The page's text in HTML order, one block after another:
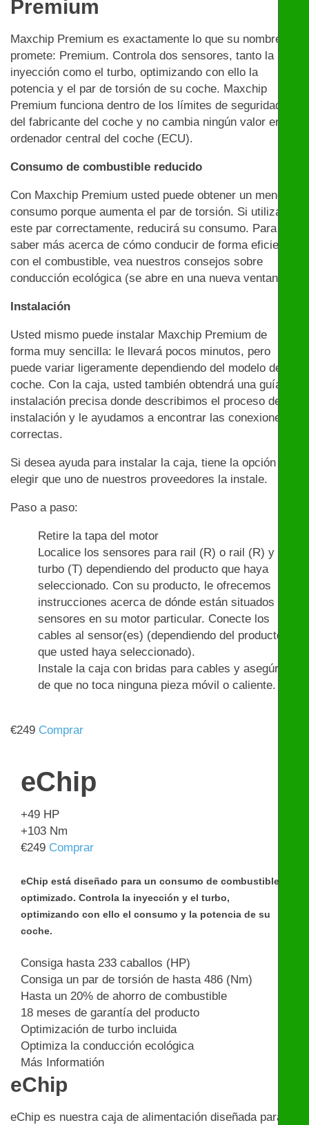
Premium
Maxchip Premium es exactamente lo que su nombre
promete: Premium. Controla dos sensores, tanto la
inyección como el turbo, optimizando con ello la
potencia y el par de torsión de su coche. Maxchip
Premium funciona dentro de los límites de seguridad
del fabricante del coche y no cambia ningún valor en el
ordenador central del coche (ECU).
Consumo de combustible reducido
Con Maxchip Premium usted puede obtener un menor
consumo porque aumenta el par de torsión. Si utiliza
este par correctamente, reducirá su consumo. Para
saber más acerca de cómo conducir de forma eficiente
con el combustible, vea nuestros consejos sobre
conducción ecológica (se abre en una nueva ventana)
Instalación
Usted mismo puede instalar Maxchip Premium de
forma muy sencilla: le llevará pocos minutos, pero
puede variar ligeramente dependiendo del modelo de
coche. Con la caja, usted también obtendrá una guía de
instalación precisa donde describimos el proceso de
instalación y le ayudamos a encontrar las conexiones
correctas.
Si desea ayuda para instalar la caja, tiene la opción de
elegir que uno de nuestros proveedores la instale.
Paso a paso:
Retire la tapa del motor
Localice los sensores para rail (R) o rail (R) y
turbo (T) dependiendo del producto que haya
seleccionado. Con su producto, le ofrecemos
instrucciones acerca de dónde están situados los
sensores en su motor particular. Conecte los
cables al sensor(es) (dependiendo del producto
que usted haya seleccionado).
Instale la caja con bridas para cables y asegúrese
de que no toca ninguna pieza móvil o caliente.
€249 Comprar
eChip
+49 HP
+103 Nm
€249 Comprar
eChip está diseñado para un consumo de combustible
optimizado. Controla la inyección y el turbo,
optimizando con ello el consumo y la potencia de su
coche.
Consiga hasta 233 caballos (HP)
Consiga un par de torsión de hasta 486 (Nm)
Hasta un 20% de ahorro de combustible
18 meses de garantía del producto
Optimización de turbo incluida
Optimiza la conducción ecológica
Más Informatión
eChip
eChip es nuestra caja de alimentación diseñada para un